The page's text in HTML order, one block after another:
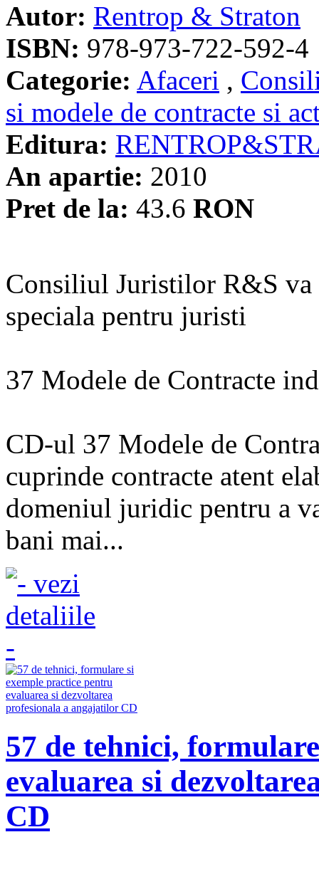
Autor: Rentrop & Straton
ISBN: 978-973-722-592-4
Categorie: Afaceri ,
si modele de contracte si
Editura:
An apartie: 2010
Pret de la: 43.6 RON
Consiliul Juristilor R&S va
speciala pentru juristi
37 Modele de Contracte
CD-ul 37 Modele de
cuprinde contracte atent
domeniul juridic pentru a
bani mai...
57 de tehnici,
evaluarea si
CD